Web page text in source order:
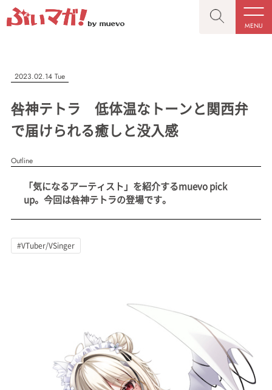
MENU
CLOSE
記事を検索する
人気ワード
#VTuber/VSinger #男性 #女性 #バ美肉 #男の娘
#Vtuberグループ
CLOSE
“推しへの応援を形にする”VTuber専門メディア
MENU
記事一覧
会社概要
muevoクラウドファンディング
2023.02.14 Tue
咎神テトラ 低体温なトーンと関西弁
で届けられる癒しと没入感
Outline
「気になるアーティスト」を紹介するmuevo pick
up。今回は咎神テトラの登場です。
#VTuber/VSinger